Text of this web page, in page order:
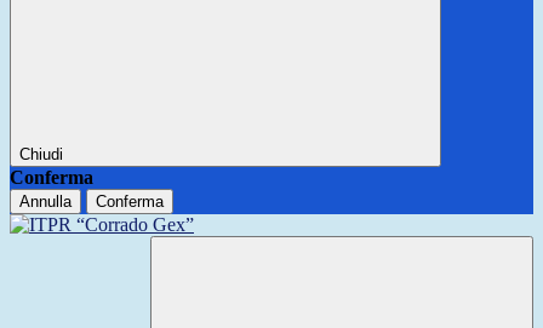
Chiudi
Conferma
Annulla Conferma